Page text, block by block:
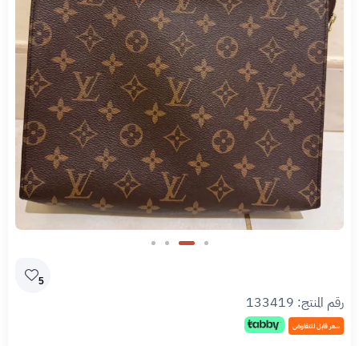
5
رقم المنتج: 133419
سعر قابل للتفاوض